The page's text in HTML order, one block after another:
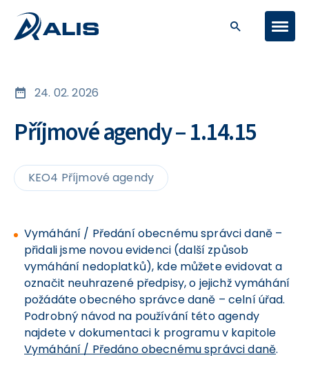
24. 02. 2026
Příjmové agendy – 1.14.15
KEO4 Příjmové agendy
Vymáhání / Předání obecnému správci daně –
přidali jsme novou evidenci (další způsob
vymáhání nedoplatků), kde můžete evidovat a
označit neuhrazené předpisy, o jejichž vymáhání
požádáte obecného správce daně – celní úřad.
Podrobný návod na používání této agendy
najdete v dokumentaci k programu v kapitole
Vymáhání / Předáno obecnému správci daně.